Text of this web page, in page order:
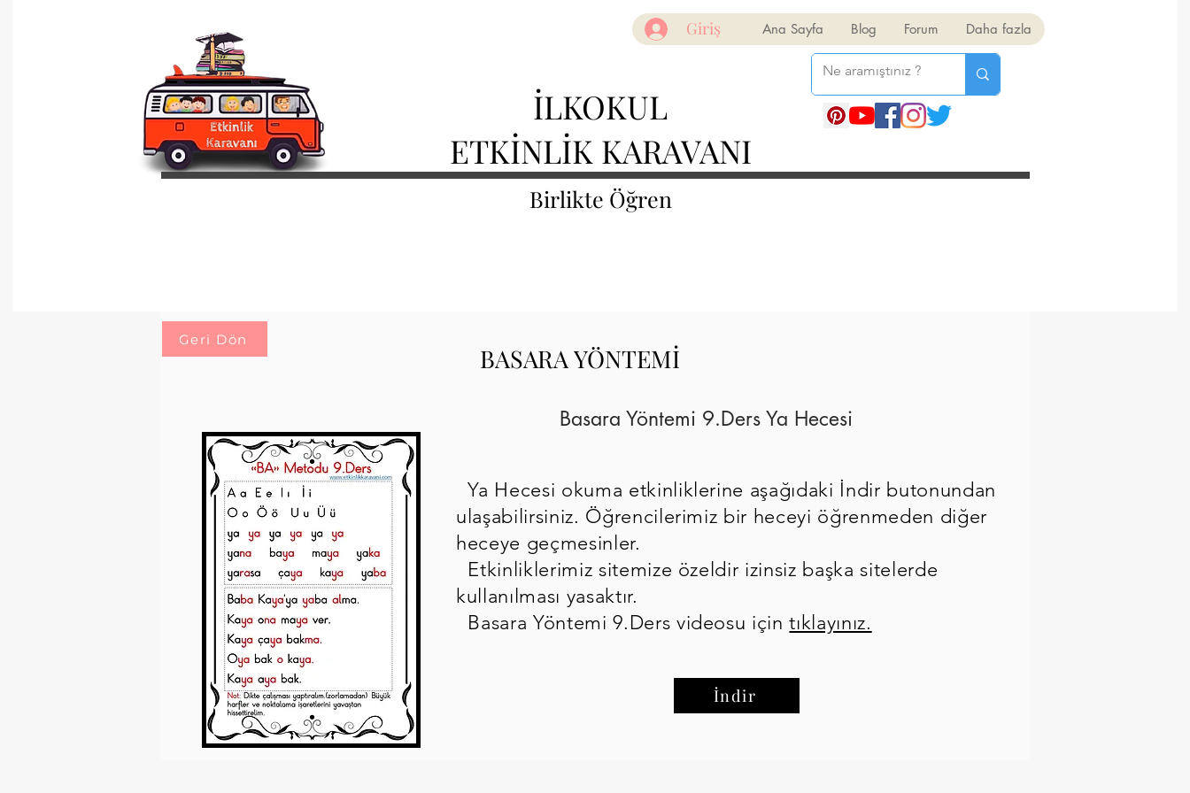
Ana Sayfa Blog Forum Daha fazla
Giriş
İLKOKUL
ETKİNLİK KARAVANI
Birlikte Öğren
Geri Dön
BASARA YÖNTEMİ
Basara Yöntemi 9.Ders Ya Hecesi
Ya Hecesi okuma etkinliklerine aşağıdaki İndir butonundan
ulaşabilirsiniz. Öğrencilerimiz bir heceyi öğrenmeden diğer
heceye geçmesinler.
Etkinliklerimiz sitemize özeldir izinsiz başka sitelerde
kullanılması yasaktır.
Basara Yöntemi 9.Ders videosu içintıklayınız.
İndir